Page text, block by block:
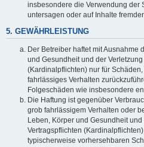
insbesondere die Verwendung der
untersagen oder auf Inhalte
5. GEWÄHRLEISTUNG
Der Betreiber haftet mit Ausnahme
und Gesundheit und der
(Kardinalpflichten) nur für
fahrlässiges Verhalten
Folgeschäden wie insbesondere
Die Haftung ist gegenüber
grob fahrlässigem Verhalten oder
Leben, Körper und Gesundheit
Vertragspflichten
typischerweise vorhersehbaren